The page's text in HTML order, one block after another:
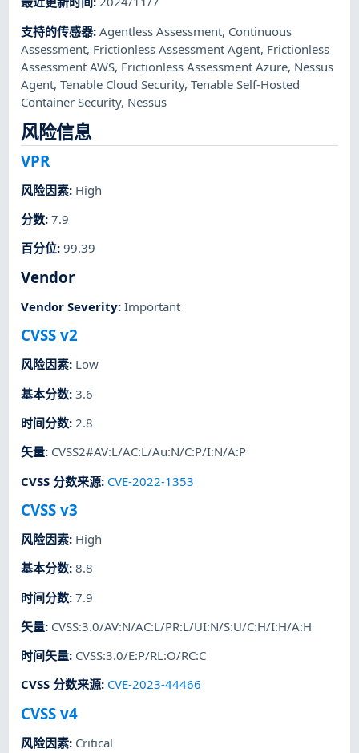
支持的传感器:Agentless Assessment, Continuous
Assessment, Frictionless Assessment Agent, Frictionless
Assessment AWS, Frictionless Assessment Azure, Nessus
Agent,Tenable Cloud Security,Tenable Self-Hosted
Container Security, Nessus
风险信息
VPR
风险因素: High
分数:7.9
百分位:99.39
Vendor
Vendor Severity:Important
CVSS v2
风险因素: Low
基本分数:3.6
时间分数:2.8
矢量: CVSS2#AV:L/AC:L/Au:N/C:P/I:N/A:P
CVSS 分数来源: CVE-2022-1353
CVSS v3
风险因素: High
基本分数:8.8
时间分数:7.9
矢量: CVSS:3.0/AV:N/AC:L/PR:L/UI:N/S:U/C:H/I:H/A:H
时间矢量: CVSS:3.0/E:P/RL:O/RC:C
CVSS 分数来源: CVE-2023-44466
CVSS v4
风险因素: Critical